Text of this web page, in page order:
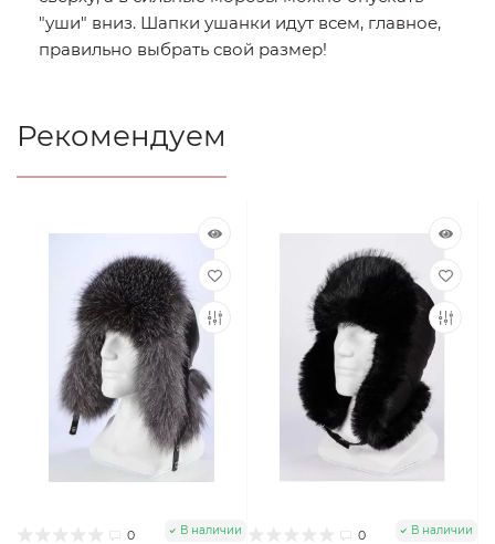
"уши" вниз. Шапки ушанки идут всем, главное,
правильно выбрать свой размер!
Рекомендуем
0 В наличии 0 В наличии